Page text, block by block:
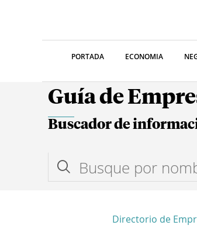
PORTADA ECONOMIA
Guía de
Buscador de
Directorio de